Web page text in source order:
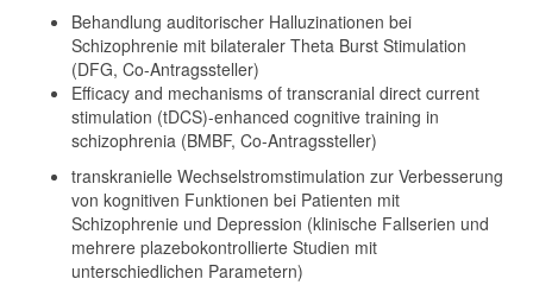
Behandlung auditorischer Halluzinationen bei
Schizophrenie mit bilateraler Theta Burst Stimulation
(DFG, Co-Antragssteller)
Efficacy and mechanisms of transcranial direct current
stimulation (tDCS)-enhanced cognitive training in
schizophrenia (BMBF, Co-Antragssteller)
transkranielle Wechselstromstimulation zur Verbesserung
von kognitiven Funktionen bei Patienten mit
Schizophrenie und Depression (klinische Fallserien und
mehrere plazebokontrollierte Studien mit
unterschiedlichen Parametern)